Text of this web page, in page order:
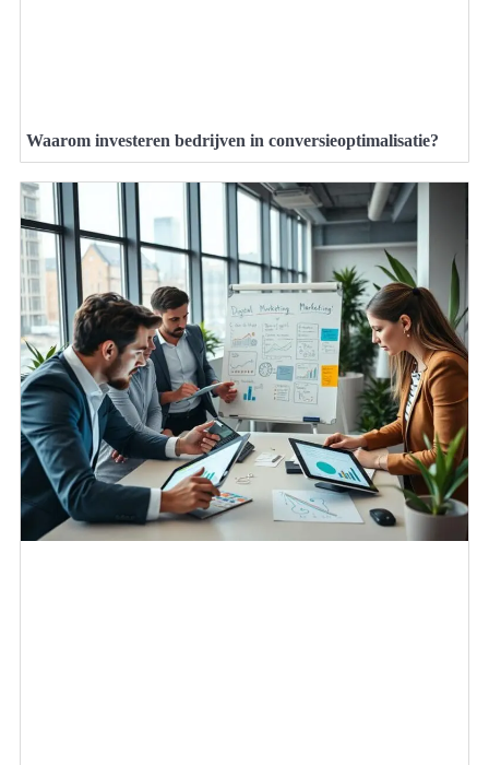
Waarom investeren bedrijven in conversieoptimalisatie?